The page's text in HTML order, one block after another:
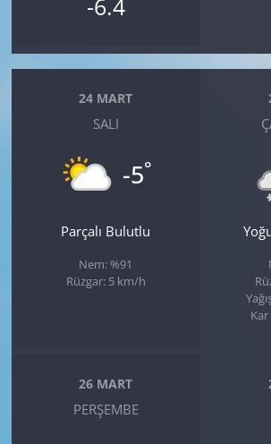
-6.4
24 MART
SALI
-5°
Parçalı Bulutlu
Nem: %91
Rüzgar: 5 km/h
Kar
26 MART
PERŞEMBE